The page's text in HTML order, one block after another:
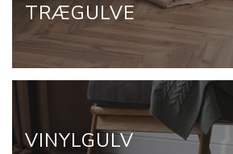
TRÆGULVE
VINYLGULV